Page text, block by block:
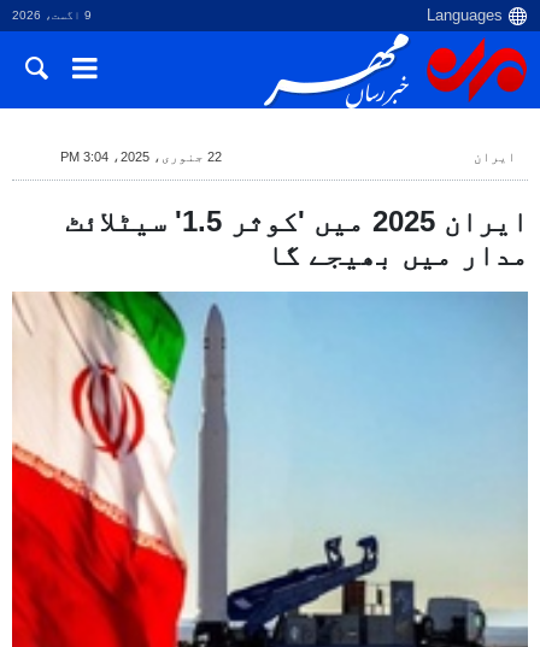
9 اگست، 2026
ایران 22 جنوری، 2025، 3:04 PM
ایران 2025 میں 'کوثر 1.5' سیٹلائٹ
مدار میں بھیجے گا